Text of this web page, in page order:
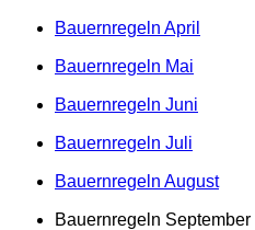
Bauernregeln April
Bauernregeln Mai
Bauernregeln Juni
Bauernregeln Juli
Bauernregeln August
Bauernregeln September